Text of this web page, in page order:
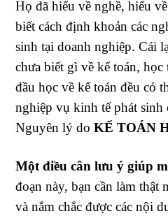
Họ đã hiểu về nghề, hiểu
biết cách định khoản các
sinh tại doanh nghiệp. Cái
chưa biết gì về kế toán,
đầu học về kế toán đều có
nghiệp vụ kinh tế phát sinh
Nguyên lý doKẾ TOÁN
Một điều cân lưu ý giúp
đoạn này, bạn cần làm thật
và nắm chắc được các nội